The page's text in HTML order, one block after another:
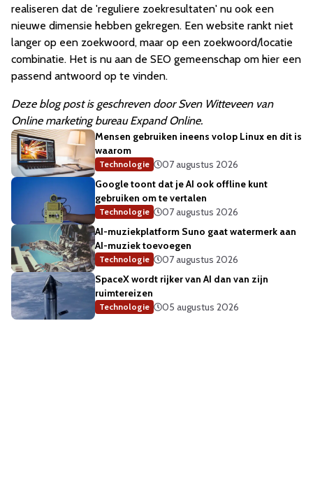
realiseren dat de 'reguliere zoekresultaten' nu ook een
nieuwe dimensie hebben gekregen. Een website rankt niet
langer op een zoekwoord, maar op een zoekwoord/locatie
combinatie. Het is nu aan de SEO gemeenschap om hier een
passend antwoord op te vinden.
Deze blog post is geschreven door Sven Witteveen van
Online marketing bureau Expand Online.
Mensen gebruiken ineens volop Linux en dit is
waarom
Technologie
07 augustus 2026
Google toont dat je AI ook offline kunt
gebruiken om te vertalen
Technologie
07 augustus 2026
AI-muziekplatform Suno gaat watermerk aan
AI-muziek toevoegen
Technologie
07 augustus 2026
SpaceX wordt rijker van AI dan van zijn
ruimtereizen
Technologie 05 augustus 2026